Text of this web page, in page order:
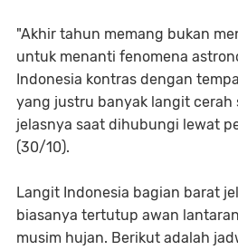
"Akhir tahun memang bukan
untuk menanti fenomena
Indonesia kontras dengan
yang justru banyak langit cerah
jelasnya saat dihubungi lewat
(30/10).
Langit Indonesia bagian barat
biasanya tertutup awan
musim hujan. Berikut adalah